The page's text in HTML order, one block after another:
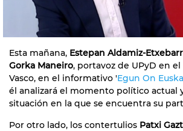
Esta mañana, Estepan Aldamiz-
Gorka Maneiro, portavoz de UPyD en
Vasco, en el informativo 'Egun On
él analizará el momento político actual
situación en la que se encuentra su
Por otro lado, los contertulios Patxi